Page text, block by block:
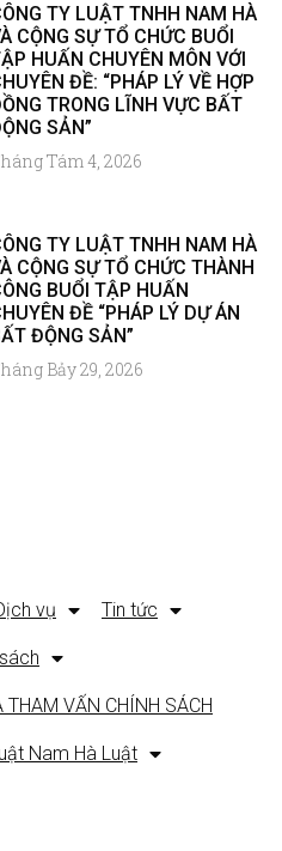
TY LUẬT TNHH NAM HÀ
CỘNG SỰ TỔ CHỨC BUỔI
HUẤN CHUYÊN MÔN VỚI
ĐỀ: “PHÁP LÝ VỀ HỢP
TRONG LĨNH VỰC BẤT
SẢN”
Tám 4, 2026
TY LUẬT TNHH NAM HÀ
CỘNG SỰ TỔ CHỨC THÀNH
BUỔI TẬP HUẤN
ĐỀ “PHÁP LÝ DỰ ÁN
ĐỘNG SẢN”
Bảy 29, 2026
vụ Tin tức
THAM VẤN CHÍNH SÁCH
Nam Hà Luật